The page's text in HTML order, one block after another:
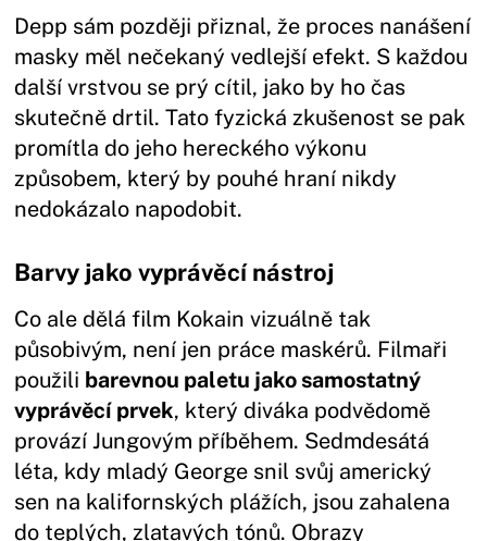
Depp sám později přiznal, že proces nanášení
masky měl nečekaný vedlejší efekt. S každou
další vrstvou se prý cítil, jako by ho čas
skutečně drtil. Tato fyzická zkušenost se pak
promítla do jeho hereckého výkonu
způsobem, který by pouhé hraní nikdy
nedokázalo napodobit.
Barvy jako vyprávěcí nástroj
Co ale dělá film Kokain vizuálně tak
působivým, není jen práce maskérů. Filmaři
použili barevnou paletu jako samostatný
vyprávěcí prvek, který diváka podvědomě
provází Jungovým příběhem. Sedmdesátá
léta, kdy mladý George snil svůj americký
sen na kalifornských plážích, jsou zahalena
do teplých, zlatavých tónů. Obrazy